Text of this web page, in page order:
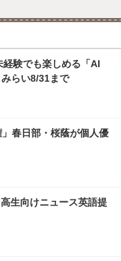
経験でも楽しめる「AI
らい8/31まで
春日部・桜蔭が個人優
生向けニュース英語提